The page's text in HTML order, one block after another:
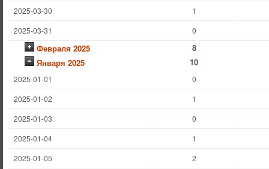
2025-03-30
1
2025-03-31
0
Февраля 2025
8
Января 2025
10
2025-01-01
0
2025-01-02
1
2025-01-03
0
2025-01-04
1
2025-01-05
2